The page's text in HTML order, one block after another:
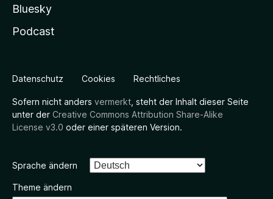
Bluesky
Podcast
Datenschutz Cookies Rechtliches
Sofern nicht anders vermerkt , steht der Inhalt dieser Seite
unter der Creative Commons Attribution Share-Alike
License v3.0 oder einer späteren Version.
Sprache ändern
Theme ändern